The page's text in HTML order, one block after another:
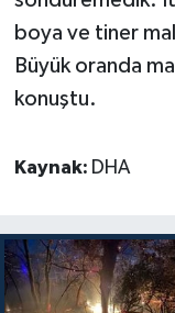
boya ve tiner
Büyük oranda
konuştu.
Kaynak: DHA